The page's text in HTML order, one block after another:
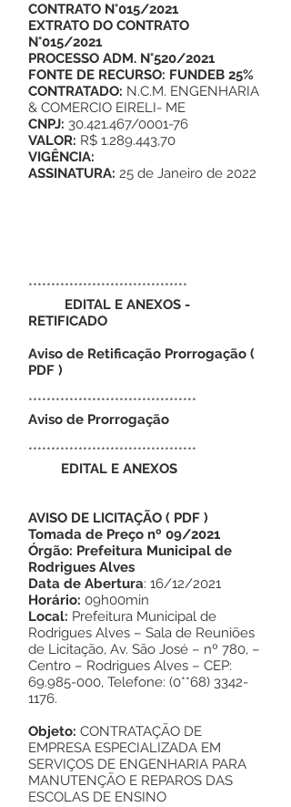
CONTRATO N°015/2021
EXTRATO DO CONTRATO
N°015/2021
PROCESSO ADM. N°520/2021
FONTE DE RECURSO: FUNDEB 25%
CONTRATADO: N.C.M. ENGENHARIA
& COMERCIO EIRELI- ME
CNPJ: 30.421.467/0001-76
VALOR: R$ 1.289.443,70
VIGÊNCIA:
ASSINATURA: 25 de Janeiro de 2022
***********************************
EDITAL E ANEXOS -
RETIFICADO
Aviso de Retificação Prorrogação (
PDF )
*************************************
Aviso de Prorrogação
*************************************
EDITAL E ANEXOS
AVISO DE LICITAÇÃO ( PDF )
Tomada de Preço nº 09/2021
Órgão: Prefeitura Municipal de
Rodrigues Alves
Data de Abertura: 16/12/2021
Horário: 09h00min
Local: Prefeitura Municipal de
Rodrigues Alves – Sala de Reuniões
de Licitação, Av. São José – nº 780, –
Centro – Rodrigues Alves – CEP:
69.985-000, Telefone: (0**68) 3342-
1176.
Objeto: CONTRATAÇÃO DE
EMPRESA ESPECIALIZADA EM
SERVIÇOS DE ENGENHARIA PARA
MANUTENÇÃO E REPAROS DAS
ESCOLAS DE ENSINO